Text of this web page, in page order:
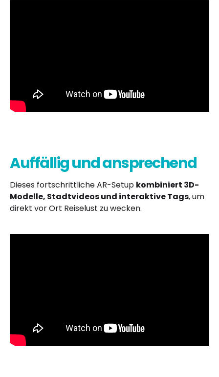
Auffällig und ansprechend
Dieses fortschrittliche AR-Setup kombiniert 3D-
Modelle, Stadtvideos und interaktive Tags, um
direkt vor Ort Reiselust zu wecken.